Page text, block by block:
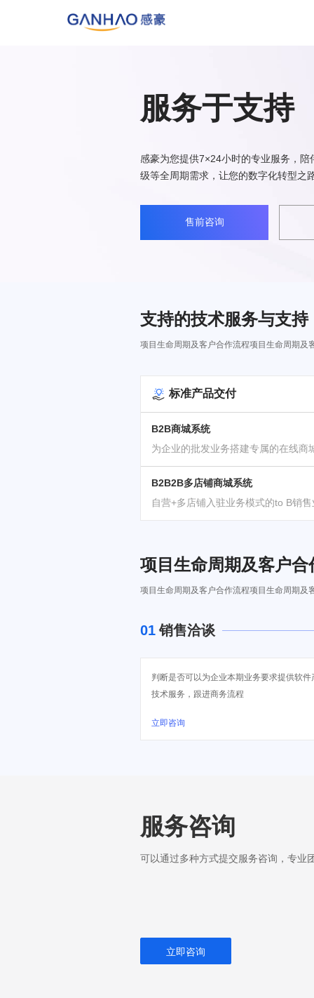
服务于支持
感豪为您提供7×24小时的专业服务，
级等全周期需求，让您的数字化转型之
售前咨询
支持的技术服务与支持
项目生命周期及客户合作流程项目生命周期及
标准产品交付
B2B商城系统
为企业的批发业务搭建专属的在线商
B2B2B多店铺商城系统
自营+多店铺入驻业务模式的to B销
项目生命周期及客户合
项目生命周期及客户合作流程项目生命周期及
01 销售洽谈
判断是否可以为企业本期业务要求提供软件
技术服务，跟进商务流程
立即咨询
服务咨询
可以通过多种方式提交服务咨询，专业
立即咨询